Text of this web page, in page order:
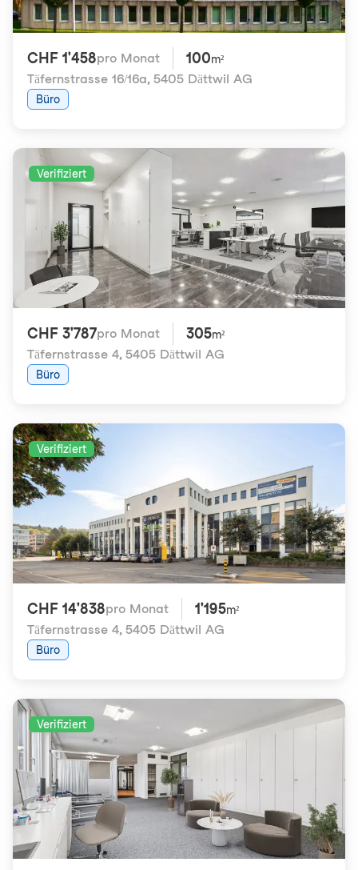
CHF 1'458pro Monat 100m²
Täfernstrasse 16/16a, 5405 Dättwil AG
Büro
Verifiziert
CHF 3'787pro Monat 305m²
Täfernstrasse 4, 5405 Dättwil AG
Büro
Verifiziert
CHF 14'838pro Monat 1'195m²
Täfernstrasse 4, 5405 Dättwil AG
Büro
Verifiziert